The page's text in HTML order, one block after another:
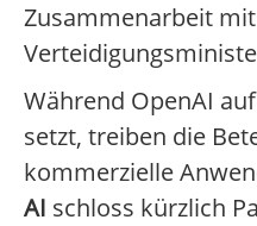
Zusammenarbeit
Während OpenAI
setzt, treiben die
kommerzielle
AI schloss kürzlich